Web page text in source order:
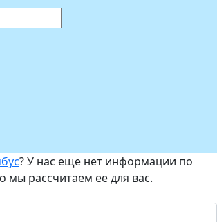
? У нас еще нет информации по
мы рассчитаем ее для вас.